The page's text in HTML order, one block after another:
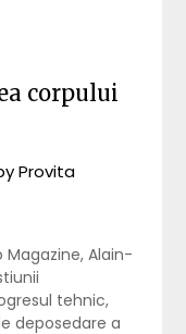
corpului
Provita
Alain-
tehnic,
deposedare a